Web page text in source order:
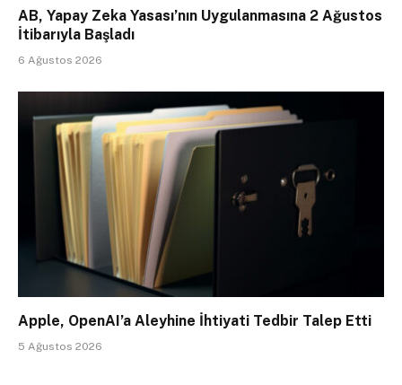
AB, Yapay Zeka Yasası’nın Uygulanmasına 2 Ağustos
İtibarıyla Başladı
6 Ağustos 2026
Apple, OpenAI’a Aleyhine İhtiyati Tedbir Talep Etti
5 Ağustos 2026